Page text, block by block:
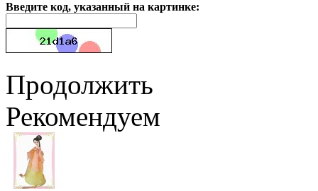
Введите код, указанный на картинке:
Продолжить
Рекомендуем